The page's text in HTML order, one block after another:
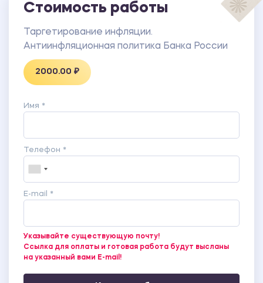
Стоимость работы
Таргетирование инфляции.
Антиинфляционная политика Банка России
2000.00 ₽
Имя *
Телефон *
E-mail *
Указывайте существующую почту!
Ссылка для оплаты и готовая работа будут высланы
на указанный вами E-mail!